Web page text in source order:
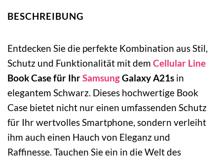
BESCHREIBUNG
Entdecken Sie die perfekte Kombination aus Stil,
Schutz und Funktionalität mit dem Cellular Line
Book Case für IhrSamsungGalaxy A21s in
elegantem Schwarz. Dieses hochwertige Book
Case bietet nicht nur einen umfassenden Schutz
für Ihr wertvolles Smartphone, sondern verleiht
ihm auch einen Hauch von Eleganz und
Raffinesse. Tauchen Sie ein in die Welt des